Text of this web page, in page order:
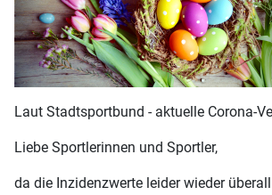
Laut Stadtsportbund - aktuelle Corona-
Liebe Sportlerinnen und Sportler,
da die Inzidenzwerte leider wieder